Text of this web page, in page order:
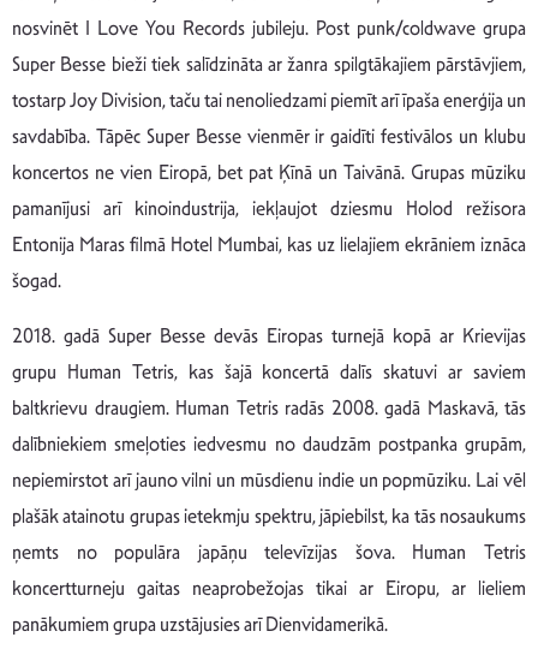
nosvinēt I Love You Records jubileju. Post punk/coldwave grupa
Super Besse bieži tiek salīdzināta ar žanra spilgtākajiem pārstāvjiem,
tostarp Joy Division, taču tai nenoliedzami piemīt arī īpaša enerģija un
savdabība. Tāpēc Super Besse vienmēr ir gaidīti festivālos un klubu
koncertos ne vien Eiropā, bet pat Ķīnā un Taivānā. Grupas mūziku
pamanījusi arī kinoindustrija, iekļaujot dziesmu Holod režisora
Entonija Maras filmā Hotel Mumbai, kas uz lielajiem ekrāniem iznāca
šogad.
2018. gadā Super Besse devās Eiropas turnejā kopā ar Krievijas
grupu Human Tetris, kas šajā koncertā dalīs skatuvi ar saviem
baltkrievu draugiem. Human Tetris radās 2008. gadā Maskavā, tās
dalībniekiem smeļoties iedvesmu no daudzām postpanka grupām,
nepiemirstot arī jauno vilni un mūsdienu indie un popmūziku. Lai vēl
plašāk atainotu grupas ietekmju spektru, jāpiebilst, ka tās nosaukums
ņemts no populāra japāņu televīzijas šova. Human Tetris
koncertturneju gaitas neaprobežojas tikai ar Eiropu, ar lieliem
panākumiem grupa uzstājusies arī Dienvidamerikā.